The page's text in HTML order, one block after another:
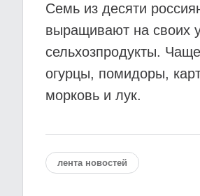
Семь из десяти
выращивают на своих
сельхозпродукты.
огурцы, помидоры,
морковь и лук.
лента новостей